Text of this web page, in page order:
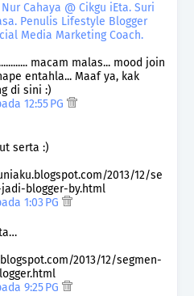
Cahaya @ Cikgu iEta. Suri
Penulis Lifestyle Blogger
Media Marketing Coach.
macam malas... mood join
entahla... Maaf ya, kak
di sini :)
12:55 PG
serta :)
2013/12/se
blogger-by.html
1:03 PG
2013/12/segmen-
9:25 PG